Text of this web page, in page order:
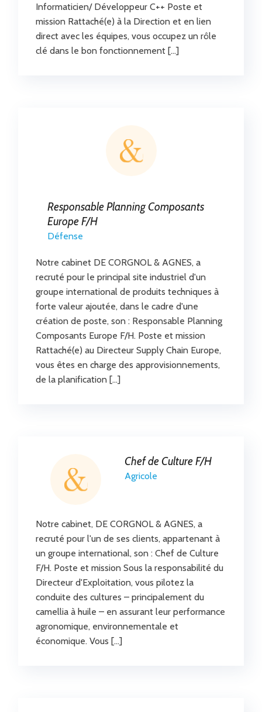
Informaticien/ Développeur C++ Poste et
mission Rattaché(e) à la Direction et en lien
direct avec les équipes, vous occupez un rôle
clé dans le bon fonctionnement […]
Responsable Planning Composants
Europe F/H
Défense
Notre cabinet DE CORGNOL & AGNES, a
recruté pour le principal site industriel d'un
groupe international de produits techniques à
forte valeur ajoutée, dans le cadre d'une
création de poste, son : Responsable Planning
Composants Europe F/H. Poste et mission
Rattaché(e) au Directeur Supply Chain Europe,
vous êtes en charge des approvisionnements,
de la planification […]
Chef de Culture F/H
Agricole
Notre cabinet, DE CORGNOL & AGNES, a
recruté pour l'un de ses clients, appartenant à
un groupe international, son : Chef de Culture
F/H. Poste et mission Sous la responsabilité du
Directeur d'Exploitation, vous pilotez la
conduite des cultures – principalement du
camellia à huile – en assurant leur performance
agronomique, environnementale et
économique. Vous […]